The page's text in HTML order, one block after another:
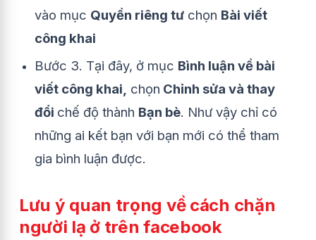
vào mục Quyền riêng tư chọn Bài viết
công khai
Bước 3. Tại đây, ở mục Bình luận về bài
viết công khai, chọn Chỉnh sửa và thay
đổi chế độ thành Bạn bè. Như vậy chỉ có
những ai kết bạn với bạn mới có thể tham
gia bình luận được.
Lưu ý quan trọng về cách chặn
người lạ ở trên facebook